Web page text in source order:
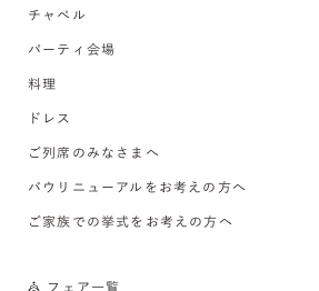
チャペル
パーティ会場
料理
ドレス
ご列席のみなさまへ
バウリニューアルをお考えの方へ
ご家族での挙式をお考えの方へ
フェア一覧